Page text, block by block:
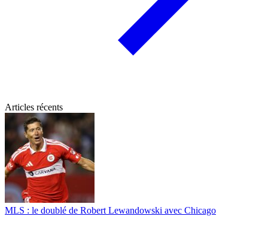
Articles récents
MLS : le doublé de Robert Lewandowski avec Chicago